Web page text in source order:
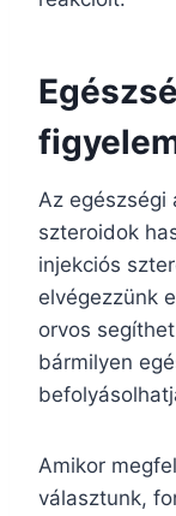
Az egészségi
szteroidok
injekciós
elvégezzünk
orvos
bármilyen
Amikor
választunk,